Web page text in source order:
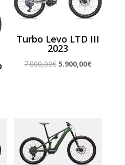
Turbo Levo LTD III
2023
7.000,00€ El
5.900,00€El